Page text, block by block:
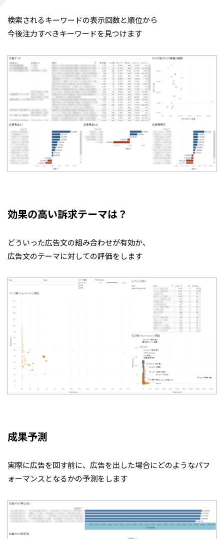
検索されるキーワードの表示回数と順位から
今後注力すべきキーワードを見つけます
効果の高い訴求テーマは？
どういった広告文の組み合わせが有効か、
広告文のテーマに対しての評価をします
成果予測
実際に広告を回す前に、広告を出した場合にどのようなパフ
ォーマンスとなるかの予測をします